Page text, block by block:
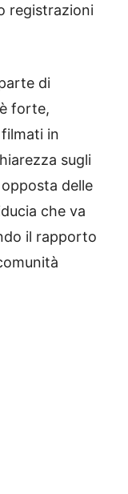
registrazioni
di
forte,
in
sugli
delle
che va
il rapporto